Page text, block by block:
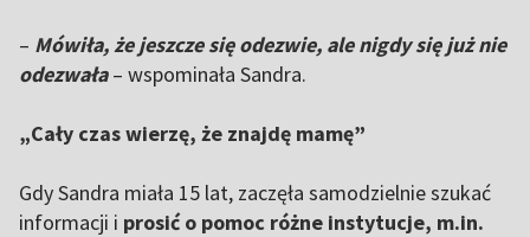
– Mówiła, że jeszcze się odezwie, ale nigdy się już nie
odezwała– wspominała Sandra.
„Cały czas wierzę, że znajdę mamę”
Gdy Sandra miała 15 lat, zaczęła samodzielnie szukać
informacji i prosić o pomoc różne instytucje, m.in.